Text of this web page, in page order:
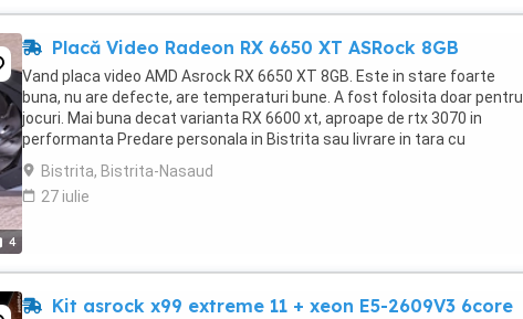
4
Placă Video Radeon RX 6650 XT ASRock 8GB
Vand placa video AMD Asrock RX 6650 XT 8GB. Este in stare foarte
buna, nu are defecte, are temperaturi bune. A fost folosita doar pentru
jocuri. Mai buna decat varianta RX 6600 xt, aproape de rtx 3070 in
performanta Predare personala in Bistrita sau livrare in tara cu
verificare.
Bistrita, Bistrita-Nasaud
27 iulie
Kit asrock x99 extreme 11 + xeon E5-2609V3 6core